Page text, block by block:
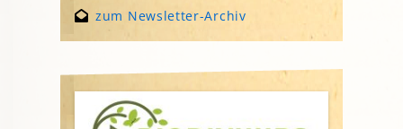
zum Newsletter-Archiv